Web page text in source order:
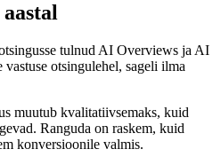
tulnud AI Overviews ja AI
otsingulehel, sageli ilma
muutub kvalitatiivsemaks, kuid
Ranguda on raskem, kuid
konversioonile valmis.